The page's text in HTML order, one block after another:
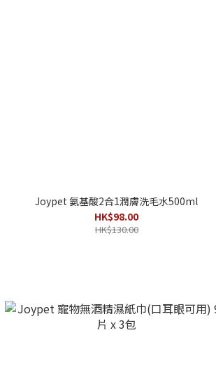
Joypet 氨基酸2合1潤膚洗毛水500ml
HK$98.00
HK$130.00